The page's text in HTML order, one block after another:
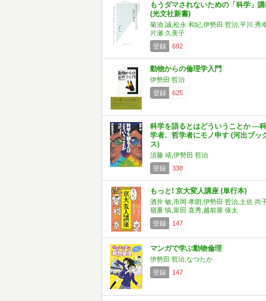
もうダマされないための「科学」
(光文社新書)
菊池 誠,松永 和紀,伊勢田 哲治,平川 秀
片瀬 久美子
登録
692
動物からの倫理学入門
伊勢田 哲治
登録
625
科学を語るとはどういうことか ---科
学者、哲学者にモノ申す (河出ブッ
ス)
須藤 靖,伊勢田 哲治
登録
338
もっと! 京大変人講座 (単行本)
酒井 敏,市岡 孝朗,伊勢田 哲治,土佐 尚
嶺重 慎,富田 直秀,越前屋 俵太
登録
147
マンガで学ぶ動物倫理
伊勢田 哲治,なつたか
登録
147